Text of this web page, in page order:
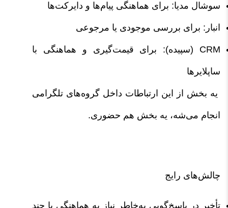
سوشال مدیا: برای هماهنگی پیام‌ها و دایرکت‌ها
انبار: برای بررسی موجودی یا مرجوعی
CRM (سپیده): برای قیمت‌گیری و هماهنگی با
ساپلایرها
یه بخش از این ارتباطات داخل گروه‌های تلگرامی
انجام می‌شه، یه بخش هم حضوری.
چالش‌های رایج
تأخیر در پاسخ‌گویی به‌خاطر نیاز به هماهنگی با چند